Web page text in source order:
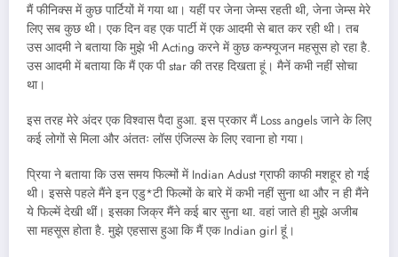
मैं फीनिक्स में कुछ पार्टियों में गया था। यहीं पर जेना जेम्स रहती थी, जेना जेम्स मेरे
लिए सब कुछ थी। एक दिन वह एक पार्टी में एक आदमी से बात कर रही थी। तब
उस आदमी ने बताया कि मुझे भी Acting करने में कुछ कन्फ्यूजन महसूस हो रहा है.
उस आदमी में बताया कि मैं एक पी star की तरह दिखता हूं। मैनें कभी नहीं सोचा
था।
इस तरह मेरे अंदर एक विश्वास पैदा हुआ. इस प्रकार मैं Loss angels जाने के लिए
कई लोगों से मिला और अंततः लॉस एंजिल्स के लिए रवाना हो गया।
प्रिया ने बताया कि उस समय फिल्मों में Indian Adust ग्राफी काफी मशहूर हो गई
थी। इससे पहले मैंने इन एडु*टी फिल्मों के बारे में कभी नहीं सुना था और न ही मैंने
ये फिल्में देखी थीं। इसका जिक्र मैंने कई बार सुना था. वहां जाते ही मुझे अजीब
सा महसूस होता है. मुझे एहसास हुआ कि मैं एक Indian girl हूं।